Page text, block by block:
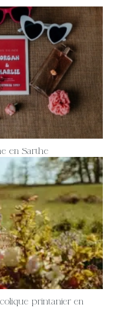
en Sarthe
printanier en